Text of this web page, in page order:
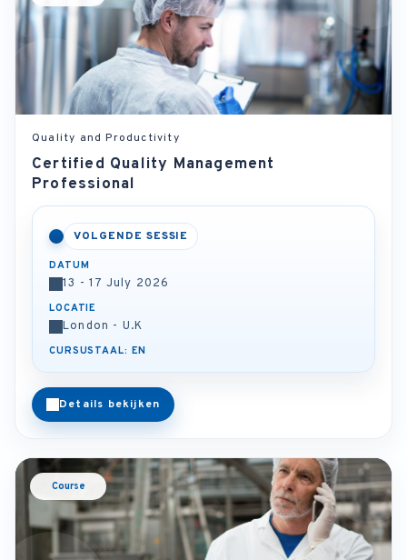
Quality and Productivity
Certified Quality Management
Professional
VOLGENDE SESSIE
DATUM
13 - 17 July 2026
LOCATIE
London - U.K
CURSUSTAAL: EN
Details bekijken
Course